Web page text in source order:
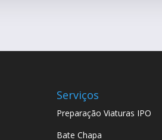
Serviços
Preparação Viaturas IPO
Bate Chapa